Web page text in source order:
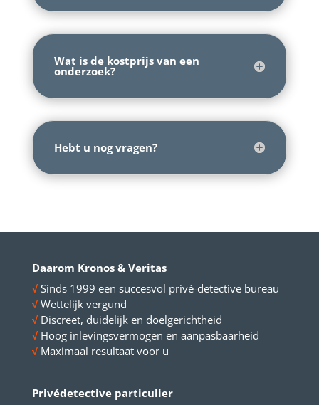
Wat is de kostprijs van een
onderzoek?
Hebt u nog vragen?
Daarom Kronos & Veritas
√Sinds 1999 een succesvol privé-detective bureau
√Wettelijk vergund
√ Discreet, duidelijk en doelgerichtheid
√ Hoog inlevingsvermogen en aanpasbaarheid
√ Maximaal resultaat voor u
Privédetective particulier